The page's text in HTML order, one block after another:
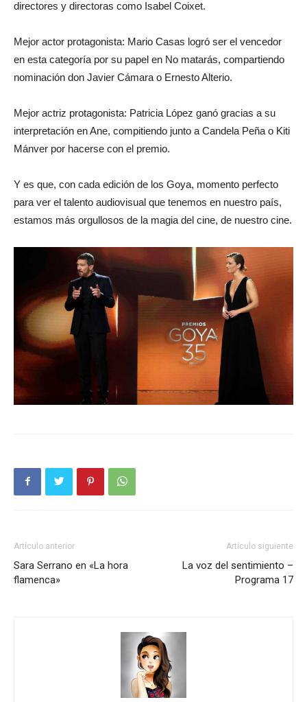
directores y directoras como Isabel Coixet.
Mejor actor protagonista: Mario Casas logró ser el vencedor
en esta categoría por su papel en No matarás, compartiendo
nominación don Javier Cámara o Ernesto Alterio.
Mejor actriz protagonista: Patricia López ganó gracias a su
interpretación en Ane, compitiendo junto a Candela Peña o Kiti
Mánver por hacerse con el premio.
Y es que, con cada edición de los Goya, momento perfecto
para ver el talento audiovisual que tenemos en nuestro país,
estamos más orgullosos de la magia del cine, de nuestro cine.
Artículo anterior
Sara Serrano en «La hora
flamenca»
Artículo siguiente
La voz del sentimiento –
Programa 17